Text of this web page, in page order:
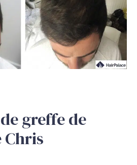
greffe de
Chris